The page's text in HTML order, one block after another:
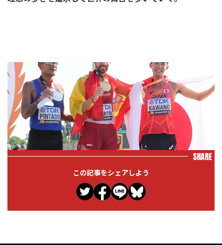
SHARE
この記事をシェアしよう